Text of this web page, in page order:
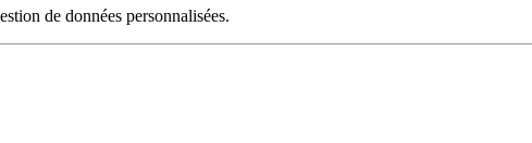
de données personnalisées.